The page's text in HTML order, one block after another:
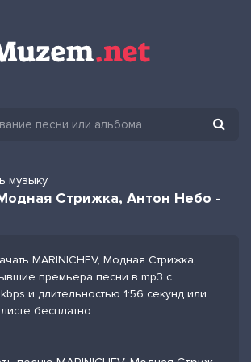
музыку
Модная Стрижка, Антон Небо -
MARINICHEV, Модная Стрижка,
премьера песни в mp3 с
и длительностью 1:56 секунд или
бесплатно